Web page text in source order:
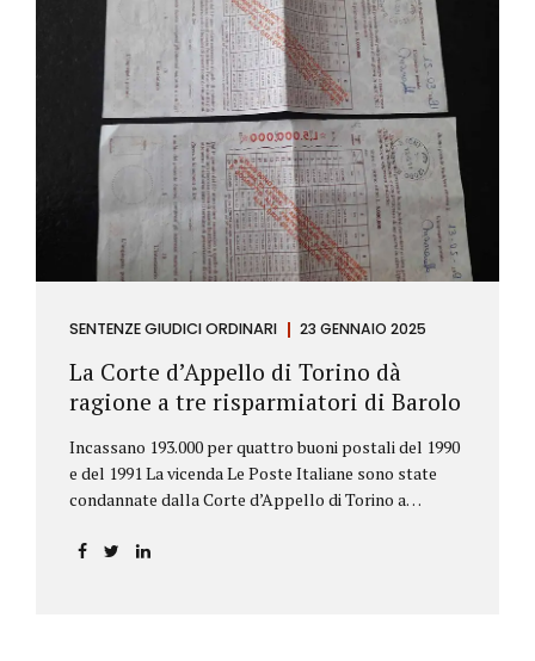
SENTENZE GIUDICI ORDINARI 23 GENNAIO 2025
La Corte d’Appello di Torino dà
ragione a tre risparmiatori di Barolo
Incassano 193.000 per quattro buoni postali del 1990
e del 1991 La vicenda Le Poste Italiane sono state
condannate dalla Corte d’Appello di Torino a
per oltre 193.000,00 euro: la sentenza ribalta la